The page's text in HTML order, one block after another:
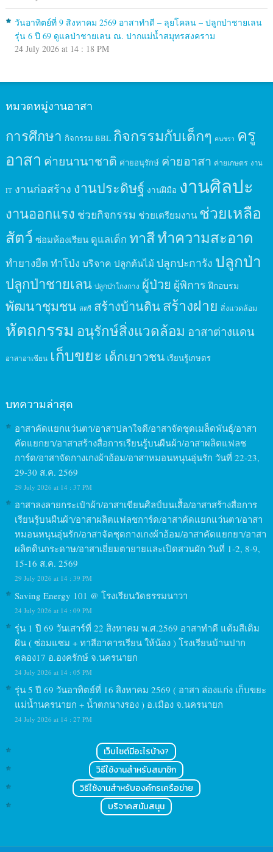
วันอาทิตย์ที่ 9 สิงหาคม 2569 อาสาทำดี – ลุยโคลน – ปลูกป่าชายเลน
รุ่น 6 ปี 69 ดูแลป่าชายเลน ณ. ปากแม่น้ำสมุทรสงคราม
24 July 2026 at 14 : 18 PM
หมวดหมู่งานอาสา
การศึกษา กิจกรรม BBL กิจกรรมกับเด็กๆ คนชรา ครู
อาสา ค่ายนานาชาติ ค่ายอนุรักษ์ ค่ายอาสา ค่ายเกษตร งาน
IT งานก่อสร้าง งานประดิษฐ์ งานฝีมือ งานศิลปะ
งานออกแรง ช่วยกิจกรรม ช่วยเตรียมงาน ช่วยเหลือ
สัตว์ ซ่อมห้องเรียน ดูแลเด็ก ทาสีทำความสะอาด
ทำยางยืด ทำโป่ง บริจาค ปลูกต้นไม้ ปลูกปะการัง ปลูกป่า
ปลูกป่าชายเลน ปลูกป่าโกงกาง ผู้ป่วย ผู้พิการ ฝึกอบรม
พัฒนาชุมชน สตรี สร้างบ้านดินสร้างฝาย สิ่งแวดล้อม
หัตถกรรม อนุรักษ์สิ่งแวดล้อม อาสาต่างแดน
อาสาอาเซียน เก็บขยะ เด็กเยาวชน เรียนรู้เกษตร
บทความล่าสุด
อาสาคัดแยกแว่นตา/อาสาปลาใจดี/อาสาจัดชุดเมล็ดพันธุ์/อาสา
คัดแยกยา/อาสาสร้างสื่อการเรียนรู้บนผืนผ้า/อาสาผลิตแฟลช
การ์ด/อาสาจัดกางเกงผ้าอ้อม/อาสาหมอนหนุนอุ่นรัก วันที่ 22-23,
29-30 ส.ค. 2569
29 July 2026 at 14 : 37 PM
อาสาลงลายกระเป๋าผ้า/อาสาเขียนศิลป์บนเสื้อ/อาสาสร้างสื่อการ
เรียนรู้บนผืนผ้า/อาสาผลิตแฟลชการ์ด/อาสาคัดแยกแว่นตา/อาสา
หมอนหนุนอุ่นรัก/อาสาจัดชุดกางเกงผ้าอ้อม/อาสาคัดแยกยา/อาสา
ผลิตดินกระดาษ/อาสาเยี่ยมตายายและเปิดสวนผัก วันที่ 1-2, 8-9,
15-16 ส.ค. 2569
29 July 2026 at 14 : 39 PM
Saving Energy 101 @ โรงเรียนวัดธรรมนาวา
24 July 2026 at 14 : 09 PM
รุ่น 1 ปี 69 วันเสาร์ที่ 22 สิงหาคม พ.ศ.2569 อาสาทำดี แต้มสีเติม
ฝัน ( ซ่อมแซม + ทาสีอาคารเรียน ให้น้อง ) โรงเรียนบ้านปาก
คลอง17 อ.องครักษ์ จ.นครนายก
24 July 2026 at 14 : 05 PM
รุ่น 5 ปี 69 วันอาทิตย์ที่ 16 สิงหาคม 2569 ( อาสา ล่องแก่ง เก็บขยะ
แม่น้ำนครนายก + น้ำตกนางรอง ) อ.เมือง จ.นครนายก
24 July 2026 at 14 : 27 PM
เว็บไซต์มีอะไรบ้าง?
วิธีใช้งานสำหรับสมาชิก
วิธีใช้งานสำหรับองค์กรเครือข่าย
บริจาคสนับสนุน